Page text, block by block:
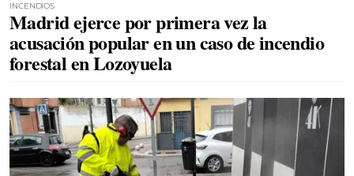
INCENDIOS
Madrid ejerce por primera vez la
acusación popular en un caso de incendio
forestal en Lozoyuela